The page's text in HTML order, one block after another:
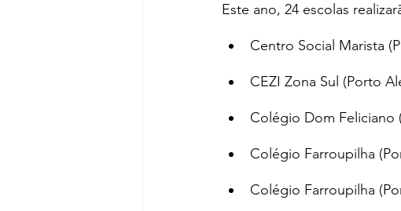
Este ano, 24 escolas
Centro Social Marista
CEZI Zona Sul (Porto
Colégio Dom Feliciano
Colégio Farroupilha
Colégio Farroupilha